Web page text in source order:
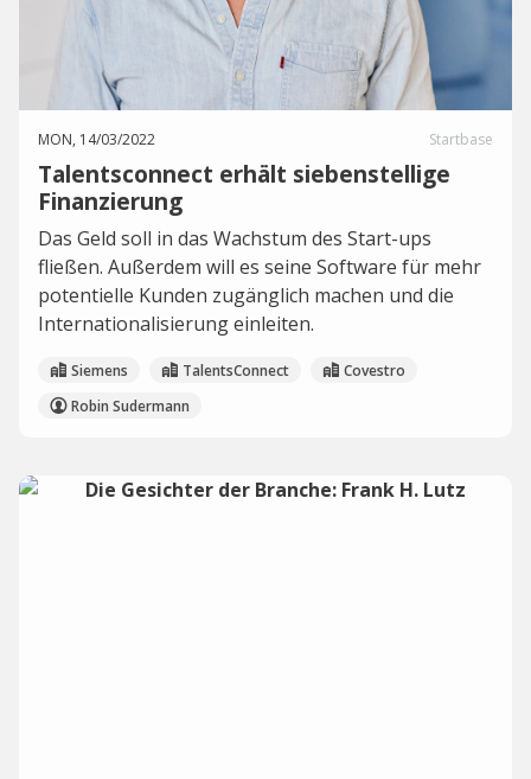
MON, 14/03/2022 Startbase
Talentsconnect erhält siebenstellige
Finanzierung
Das Geld soll in das Wachstum des Start-ups
fließen. Außerdem will es seine Software für mehr
potentielle Kunden zugänglich machen und die
Internationalisierung einleiten.
Siemens TalentsConnect
Covestro
Robin Sudermann